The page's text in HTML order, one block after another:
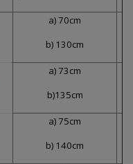
a) 70cm
b) 130cm
a) 73cm
b)135cm
a) 75cm
b) 140cm